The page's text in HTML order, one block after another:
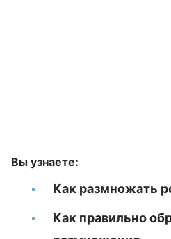
Вы узнаете:
Как размножать
Как правильно